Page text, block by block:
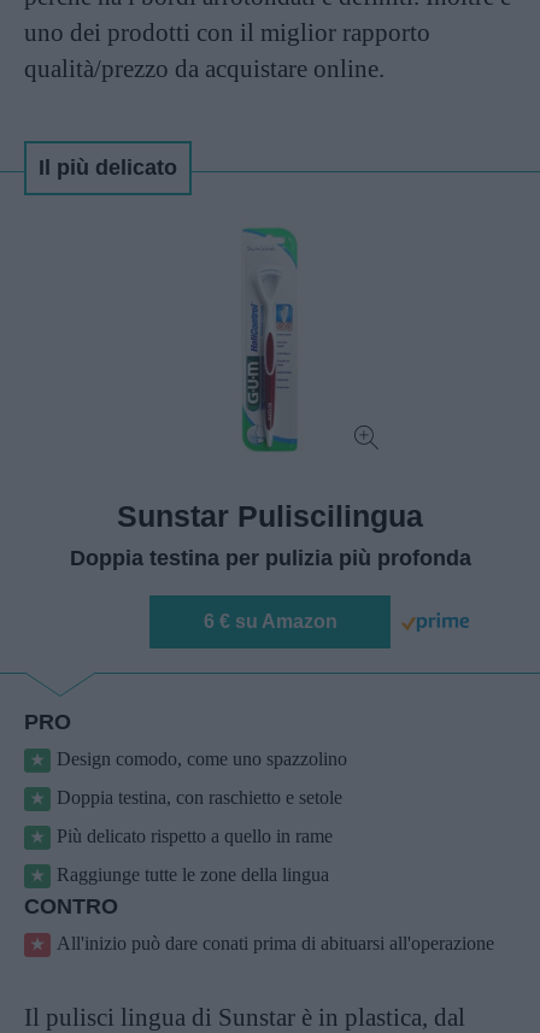
uno dei prodotti con il miglior rapporto
qualità/prezzo da acquistare online.
Il più delicato
Sunstar Puliscilingua
Doppia testina per pulizia più profonda
6 € su Amazon
PRO
Design comodo, come uno spazzolino
Doppia testina, con raschietto e setole
Più delicato rispetto a quello in rame
Raggiunge tutte le zone della lingua
CONTRO
All'inizio può dare conati prima di abituarsi all'operazione
Il pulisci lingua di Sunstar è in plastica, dal